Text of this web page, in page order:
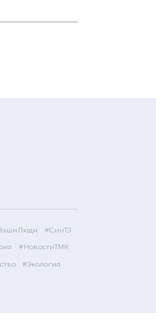
#СинТЗ
#НовостиТМК
#Экология